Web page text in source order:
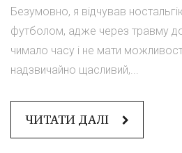
Безумовно, я відчував
футболом, адже через травму
чимало часу і не мати
надзвичайно щасливий,...
ЧИТАТИ ДАЛІ